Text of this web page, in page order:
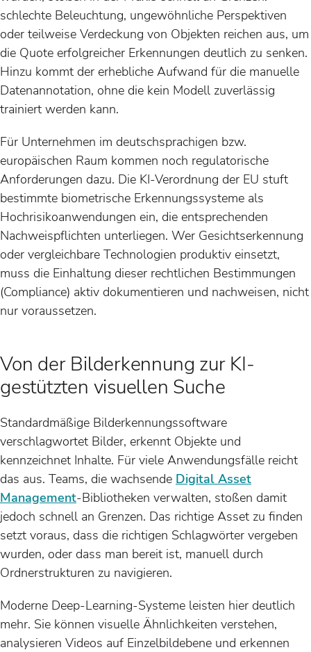
schlechte Beleuchtung, ungewöhnliche Perspektiven
oder teilweise Verdeckung von Objekten reichen aus, um
die Quote erfolgreicher Erkennungen deutlich zu senken.
Hinzu kommt der erhebliche Aufwand für die manuelle
Datenannotation, ohne die kein Modell zuverlässig
trainiert werden kann.
Für Unternehmen im deutschsprachigen bzw.
europäischen Raum kommen noch regulatorische
Anforderungen dazu. Die KI-Verordnung der EU stuft
bestimmte biometrische Erkennungssysteme als
Hochrisikoanwendungen ein, die entsprechenden
Nachweispflichten unterliegen. Wer Gesichtserkennung
oder vergleichbare Technologien produktiv einsetzt,
muss die Einhaltung dieser rechtlichen Bestimmungen
(Compliance) aktiv dokumentieren und nachweisen, nicht
nur voraussetzen.
Von der Bilderkennung zur KI-
gestützten visuellen Suche
Standardmäßige Bilderkennungssoftware
verschlagwortet Bilder, erkennt Objekte und
kennzeichnet Inhalte. Für viele Anwendungsfälle reicht
das aus. Teams, die wachsende Digital Asset
Management-Bibliotheken verwalten, stoßen damit
jedoch schnell an Grenzen. Das richtige Asset zu finden
setzt voraus, dass die richtigen Schlagwörter vergeben
wurden, oder dass man bereit ist, manuell durch
Ordnerstrukturen zu navigieren.
Moderne Deep-Learning-Systeme leisten hier deutlich
mehr. Sie können visuelle Ähnlichkeiten verstehen,
analysieren Videos auf Einzelbildebene und erkennen